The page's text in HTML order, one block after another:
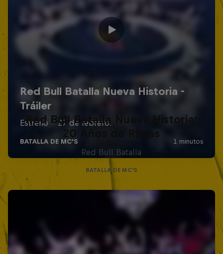
Red Bull Batalla Nueva Historia:
20 Años de Rimas
Red Bull Batalla
BATALLA DE MC'S